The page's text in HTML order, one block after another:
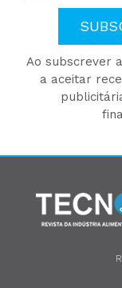
Ao subscrever
a aceitar